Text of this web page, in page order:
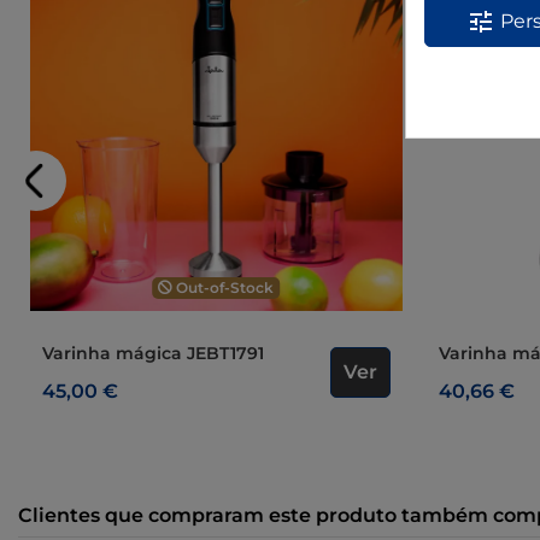
Out-of-Stock
Varinha mágica JEBT1791
45,00 €
Ver
Varinha
40,66 €
Clientes que compraram este produto também
tune